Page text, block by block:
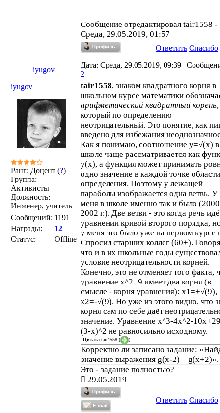
Сообщение отредактировал tair1558 -
Среда, 29.05.2019, 01:57
Ответить Спасибо
iyugov
Дата: Среда, 29.05.2019, 09:39 |
2
iyugov
Ранг: Доцент (?)
Группа:
Активисты
Должность:
Инженер, учитель
Сообщений: 1191
Награды:
12
Статус:
Offline
tair1558, знаком квадратного корня в
школьном курсе математики
арифметический квадратный корень,
который по определению
неотрицательный. Это понятие, как
введено для избежания
Как я понимаю, соотношение у=√(x) в
школе чаще рассматривается как
y(x), а функция может принимать
одно значение в каждой точке области
определения. Поэтому у лежащей
параболы изображается одна ветвь. У
меня в школе именно так и было
2002 г.). Две ветви - это когда речь
уравнении кривой второго порядка,
у меня это было уже на первом курсе
Спросил старших коллег (60+).
что и в их школьные годы
условие неотрицательности корней.
Конечно, это не отменяет того факта,
уравнение x^2=9 имеет два корня (в
смысле - корня уравнения): x1=+√(9),
x2=-√(9). Но уже из этого видно, что
корня сам по себе даёт
значение. Уравнение х^3-4х^2-
(3-х)^2 не равносильно исходному.
Цитата tair1558 ( )
Корректно ли записано задание:
значение выражения g(x-2) – g(x+2)».
Это - задание полностью?
29.05.2019
Ответить Спасибо